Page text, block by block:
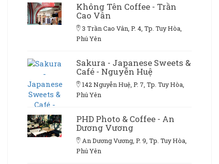
Không Tên Coffee - Trần
Cao Vân
3 Trần Cao Vân, P. 4, Tp. Tuy Hòa,
Phú Yên
Sakura - Japanese Sweets &
Café - Nguyễn Huệ
142 Nguyễn Huệ, P. 7, Tp. Tuy Hòa,
Phú Yên
PHD Photo & Coffee - An
Dương Vương
An Dương Vương, P. 9, Tp. Tuy Hòa,
Phú Yên